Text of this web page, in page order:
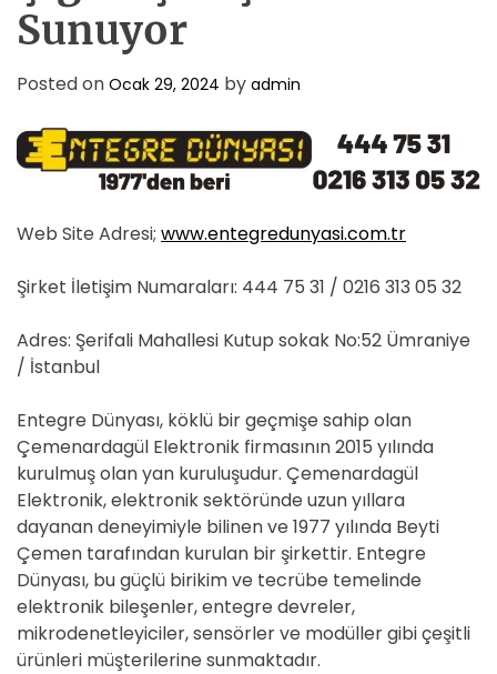
Sunuyor
Posted on Ocak 29, 2024 by admin
Web Site Adresi; www.entegredunyasi.com.tr
Şirket İletişim Numaraları: 444 75 31 / 0216 313 05 32
Adres: Şerifali Mahallesi Kutup sokak No:52 Ümraniye
/ İstanbul
Entegre Dünyası, köklü bir geçmişe sahip olan
Çemenardagül Elektronik firmasının 2015 yılında
kurulmuş olan yan kuruluşudur. Çemenardagül
Elektronik, elektronik sektöründe uzun yıllara
dayanan deneyimiyle bilinen ve 1977 yılında Beyti
Çemen tarafından kurulan bir şirkettir. Entegre
Dünyası, bu güçlü birikim ve tecrübe temelinde
elektronik bileşenler, entegre devreler,
mikrodenetleyiciler, sensörler ve modüller gibi çeşitli
ürünleri müşterilerine sunmaktadır.